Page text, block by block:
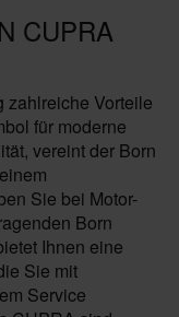
CUPRA
zahlreiche Vorteile
für moderne
vereint der Born
Sie bei Motor-
Born
Ihnen eine
Sie mit
Service